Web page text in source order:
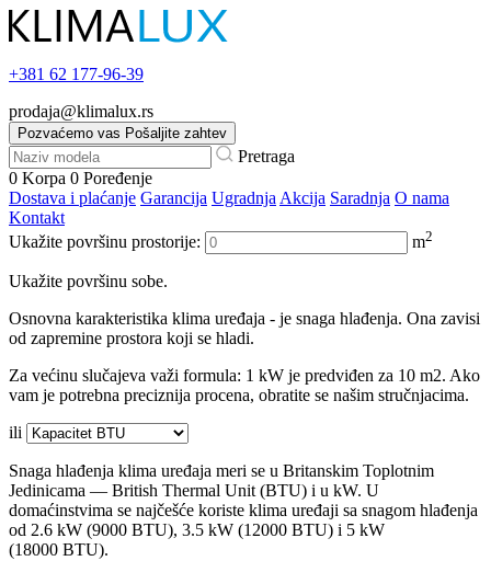
+381 62 177-96-39
prodaja@klimalux.rs
Pozvaćemo vas Pošaljite zahtev
Pretraga
0 Korpa 0 Poređenje
Dostava i plaćanje Garancija Ugradnja Akcija Saradnja O nama
Kontakt
Ukažite površinu prostorije:
m2
Ukažite površinu sobe.
Osnovna karakteristika klima uređaja - je snaga hlađenja. Ona zavisi
od zapremine prostora koji se hladi.
Za većinu slučajeva važi formula: 1 kW je predviđen za 10 m2. Ako
vam je potrebna preciznija procena, obratite se našim stručnjacima.
ili
Snaga hlađenja klima uređaja meri se u Britanskim Toplotnim
Jedinicama — British Thermal Unit (BTU) i u kW. U
domaćinstvima se najčešće koriste klima uređaji sa snagom hlađenja
od 2.6 kW (9000 BTU), 3.5 kW (12000 BTU) i 5 kW
(18000 BTU).